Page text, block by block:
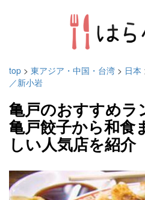
top > 東アジア・中国・台湾 > 日本
／新小岩
亀戸のおすすめラ
亀戸餃子から和食
しい人気店を紹介